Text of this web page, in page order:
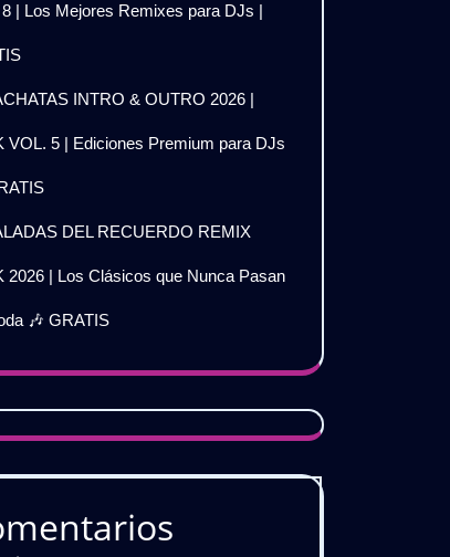
| Los Mejores Remixes para DJs |
INTRO & OUTRO 2026 |
VOL. 5 | Ediciones Premium para DJs
DEL RECUERDO REMIX
2026 | Los Clásicos que Nunca Pasan
🎶 GRATIS